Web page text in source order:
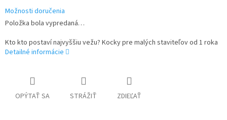
Možnosti doručenia
Položka bola vypredaná…
Kto kto postaví najvyššiu vežu? Kocky pre malých staviteľov od 1 roka
Detailné informácie
OPÝTAŤ SA STRÁŽIŤ ZDIEĽAŤ